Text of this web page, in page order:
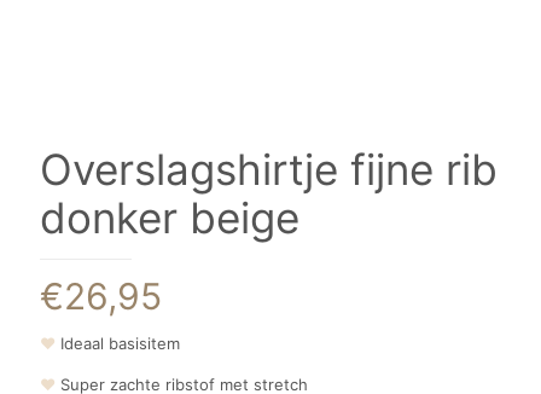
Overslagshirtje fijne rib
donker beige
€26,95
❤ Ideaal basisitem
❤ Super zachte ribstof met stretch